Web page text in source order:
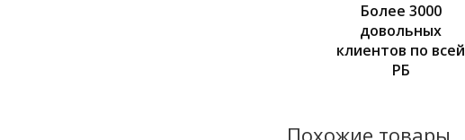
Более 3000
довольных
клиентов по всей
РБ